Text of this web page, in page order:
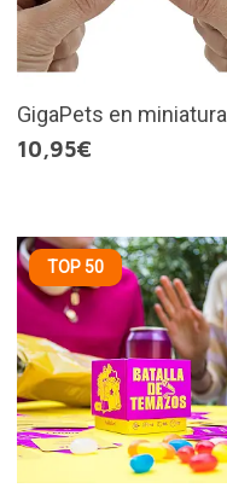
GigaPets en miniatura
10,95€
TOP 50